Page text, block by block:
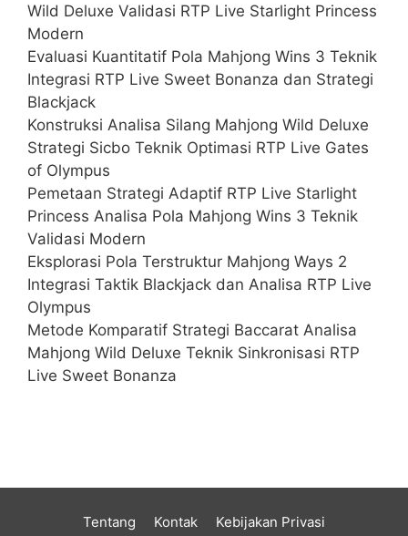
Wild Deluxe Validasi RTP Live Starlight Princess
Modern
Evaluasi Kuantitatif Pola Mahjong Wins 3 Teknik
Integrasi RTP Live Sweet Bonanza dan Strategi
Blackjack
Konstruksi Analisa Silang Mahjong Wild Deluxe
Strategi Sicbo Teknik Optimasi RTP Live Gates
of Olympus
Pemetaan Strategi Adaptif RTP Live Starlight
Princess Analisa Pola Mahjong Wins 3 Teknik
Validasi Modern
Eksplorasi Pola Terstruktur Mahjong Ways 2
Integrasi Taktik Blackjack dan Analisa RTP Live
Olympus
Metode Komparatif Strategi Baccarat Analisa
Mahjong Wild Deluxe Teknik Sinkronisasi RTP
Live Sweet Bonanza
Tentang Kontak Kebijakan Privasi